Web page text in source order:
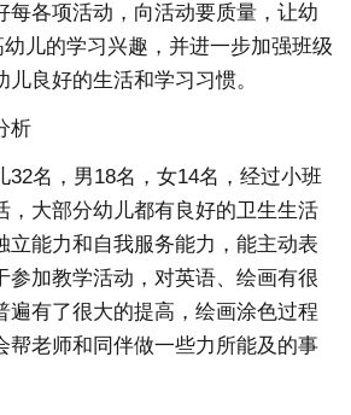
每各项活动，向活动要质量，让幼
幼儿的学习兴趣，并进一步加强班级
良好的生活和学习习惯。
析
32名，男18名，女14名，经过小班
，大部分幼儿都有良好的卫生生活
立能力和自我服务能力，能主动表
参加教学活动，对英语、绘画有很
遍有了很大的提高，绘画涂色过程
帮老师和同伴做一些力所能及的事